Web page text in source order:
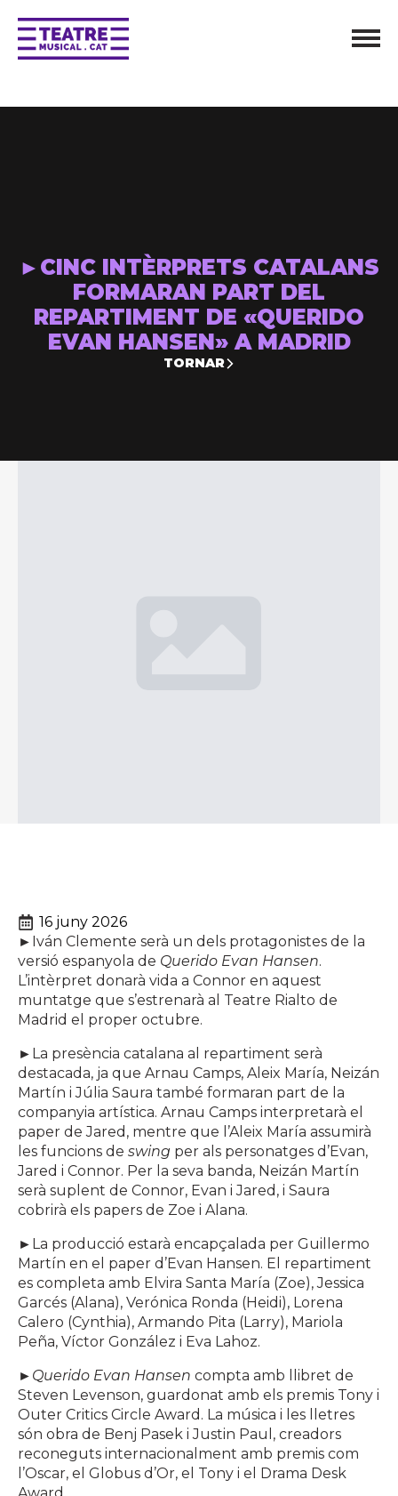
►CINC INTÈRPRETS CATALANS
FORMARAN PART DEL
REPARTIMENT DE «QUERIDO
EVAN HANSEN» A MADRID
TORNAR
16 juny 2026
► Iván Clemente serà un dels protagonistes de la
versió espanyola de Querido Evan Hansen.
L’intèrpret donarà vida a Connor en aquest
muntatge que s’estrenarà al Teatre Rialto de
Madrid el proper octubre.
► La presència catalana al repartiment serà
destacada, ja que Arnau Camps, Aleix María, Neizán
Martín i Júlia Saura també formaran part de la
companyia artística. Arnau Camps interpretarà el
paper de Jared, mentre que l’Aleix María assumirà
les funcions de swing per als personatges d’Evan,
Jared i Connor. Per la seva banda, Neizán Martín
serà suplent de Connor, Evan i Jared, i Saura
cobrirà els papers de Zoe i Alana.
► La producció estarà encapçalada per Guillermo
Martín en el paper d’Evan Hansen. El repartiment
es completa amb Elvira Santa María (Zoe), Jessica
Garcés (Alana), Verónica Ronda (Heidi), Lorena
Calero (Cynthia), Armando Pita (Larry), Mariola
Peña, Víctor González i Eva Lahoz.
► Querido Evan Hansen compta amb llibret de
Steven Levenson, guardonat amb els premis Tony i
Outer Critics Circle Award. La música i les lletres
són obra de Benj Pasek i Justin Paul, creadors
reconeguts internacionalment amb premis com
l’Oscar, el Globus d’Or, el Tony i el Drama Desk